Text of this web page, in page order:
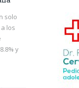
solo
los
y